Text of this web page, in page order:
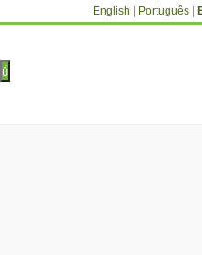
English Português